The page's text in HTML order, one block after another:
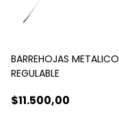
BARREHOJAS METALICO
REGULABLE
$11.500,00